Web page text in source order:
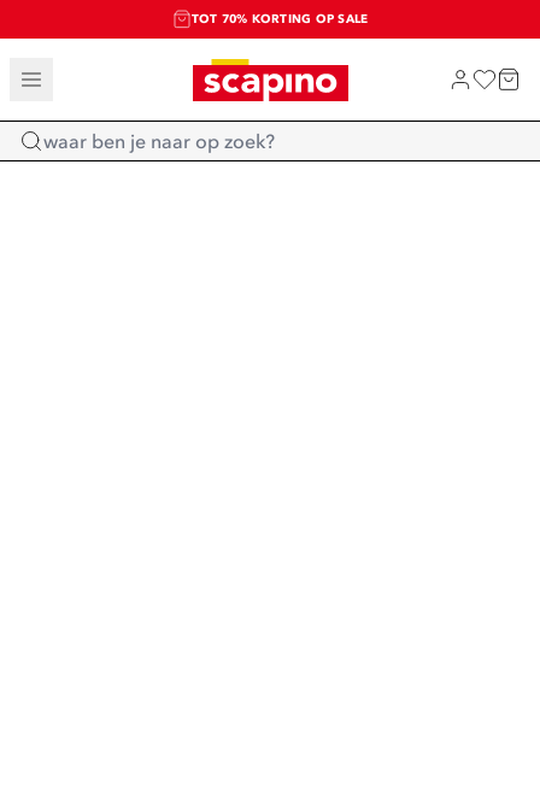
TOT 70% KORTING OP SALE
SALE: LAATSTE KANS!
SHOP NIEUW
Home